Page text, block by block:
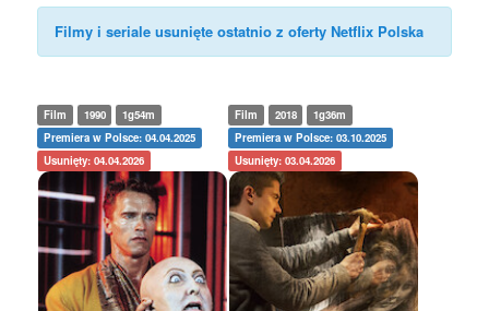
Filmy i seriale usunięte ostatnio z oferty Netflix Polska
Film 1990
1g54m
Premiera w Polsce: 04.04.2025
Usunięty: 04.04.2026
Film 2018
1g36m
Premiera w Polsce: 03.10.2025
Usunięty: 03.04.2026